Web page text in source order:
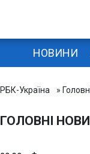
НОВИНИ
РБК-Україна »
ГОЛОВНІ